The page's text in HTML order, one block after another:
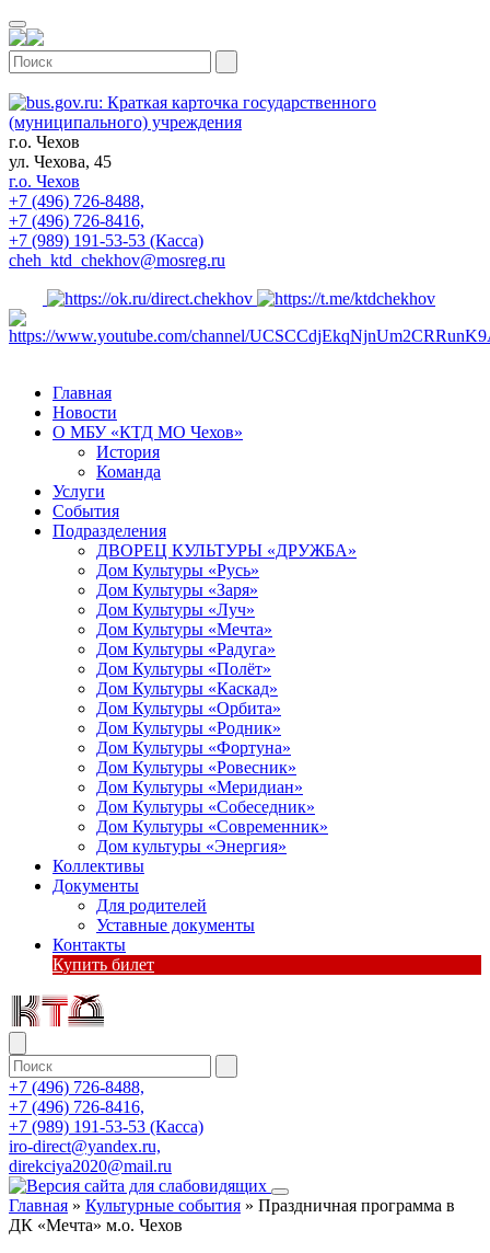
г.о. Чехов
ул. Чехова, 45
г.о. Чехов
+7 (496) 726-8488,
+7 (496) 726-8416,
+7 (989) 191-53-53 (Касса)
cheh_ktd_chekhov@mosreg.ru
Главная
Новости
О МБУ «КТД МО Чехов»
История
Команда
Услуги
События
Подразделения
ДВОРЕЦ КУЛЬТУРЫ «ДРУЖБА»
Дом Культуры «Русь»
Дом Культуры «Заря»
Дом Культуры «Луч»
Дом Культуры «Мечта»
Дом Культуры «Радуга»
Дом Культуры «Полёт»
Дом Культуры «Каскад»
Дом Культуры «Орбита»
Дом Культуры «Родник»
Дом Культуры «Фортуна»
Дом Культуры «Ровесник»
Дом Культуры «Меридиан»
Дом Культуры «Собеседник»
Дом Культуры «Современник»
Дом культуры «Энергия»
Коллективы
Документы
Для родителей
Уставные документы
Контакты
Купить билет
+7 (496) 726-8488,
+7 (496) 726-8416,
+7 (989) 191-53-53 (Касса)
iro-direct@yandex.ru,
direkciya2020@mail.ru
Главная » Культурные события » Праздничная программа в
ДК «Мечта» м.о. Чехов